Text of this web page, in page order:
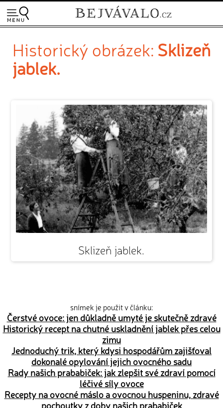
Historický obrázek: Sklizeň
jablek.
Sklizeň jablek.
snímek je použit v článku:
Čerstvé ovoce: jen důkladně umyté je skutečně zdravé
Historický recept na chutné uskladnění jablek přes celou
zimu
Jednoduchý trik, který kdysi hospodářům zajišťoval
dokonalé opylování jejich ovocného sadu
Rady našich prababiček: jak zlepšit své zdraví pomocí
léčivé síly ovoce
Recepty na ovocné máslo a ovocnou huspeninu, zdravé
pochoutky z doby našich prababiček